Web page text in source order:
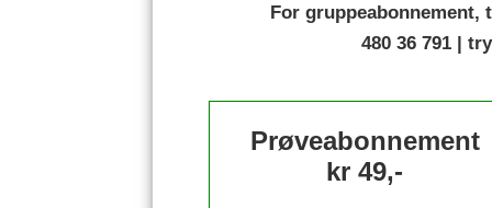
For gruppeabonnement,
480 36 791 |
Prøveabonnement
kr 49,-